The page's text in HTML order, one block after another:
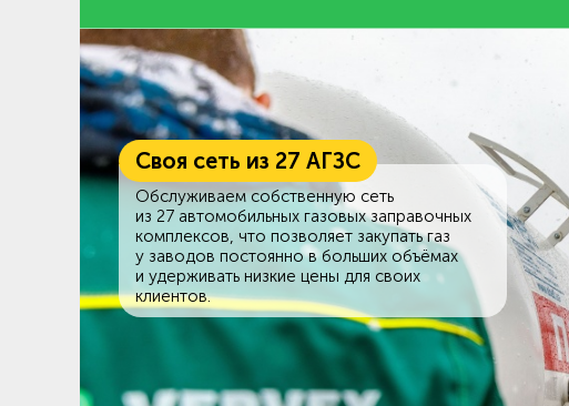
Своя сеть из 27 АГЗС
Обслуживаем собственную сеть
из 27 автомобильных газовых заправочных
комплексов, что позволяет закупать газ
у заводов постоянно в больших объёмах
и удерживать низкие цены для своих
клиентов.